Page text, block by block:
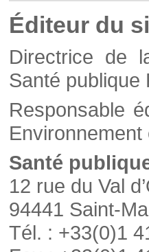
Éditeur du
Directrice de
Santé publique
Responsable
Environnement
Santé
12 rue du Val
94441 Saint-
Tél. : +33(0)1